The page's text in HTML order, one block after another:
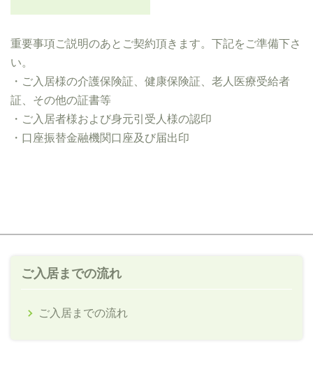
重要事項ご説明のあとご契約頂きます。下記をご準備下さ
い。
・ご入居様の介護保険証、健康保険証、老人医療受給者
証、その他の証書等
・ご入居者様および身元引受人様の認印
・口座振替金融機関口座及び届出印
ご入居までの流れ
ご入居までの流れ